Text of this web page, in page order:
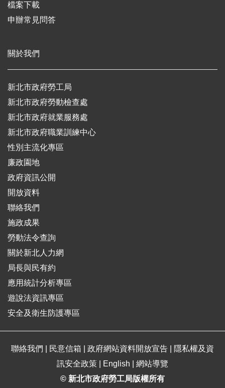
檔案下載
申辦常見問答
關於我們
新北市政府勞工局
新北市政府勞動檢查處
新北市政府就業服務處
新北市政府職業訓練中心
性別主流化專區
廉政園地
政府資訊公開
開放資料
聯絡我們
施政成果
勞動法令查詢
關於新北人力網
局長與民有約
應用統計分析專區
遊說法資訊專區
安全及衛生防護專區
聯絡我們 民意信箱 政府網站資料開放宣告
隱私權及資
訊安全政策
English
網站導覽
© 新北市政府勞工局版權所有